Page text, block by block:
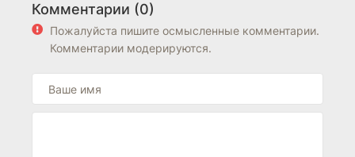
Комментарии (0)
Пожалуйста пишите осмысленные комментарии.
Комментарии модерируются.